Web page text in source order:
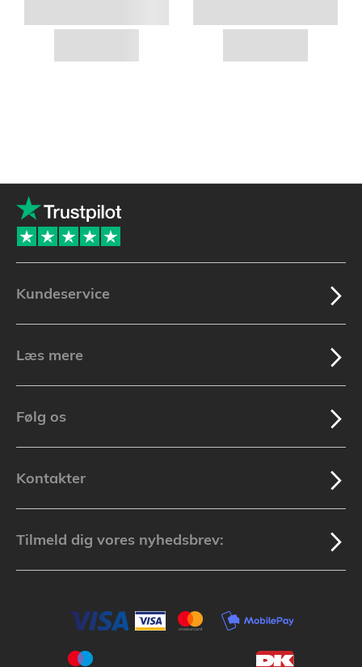
Kundeservice
Læs mere
Følg os
Kontakter
Tilmeld dig vores nyhedsbrev: